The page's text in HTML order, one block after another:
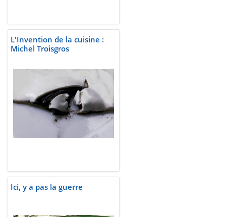
L'Invention de la cuisine :
Michel Troisgros
Ici, y a pas la guerre